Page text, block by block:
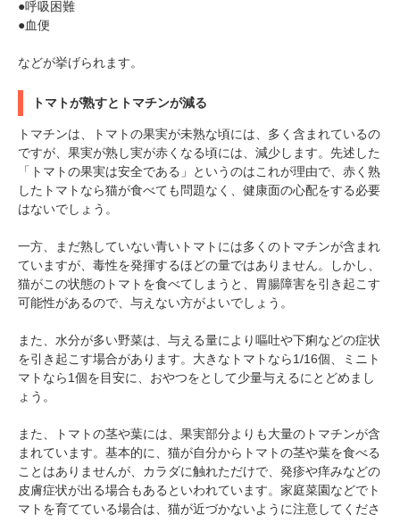
●呼吸困難
●血便
などが挙げられます。
トマトが熟すとトマチンが減る
トマチンは、トマトの果実が未熟な頃には、多く含まれているの
ですが、果実が熟し実が赤くなる頃には、減少します。先述した
「トマトの果実は安全である」というのはこれが理由で、赤く熟
したトマトなら猫が食べても問題なく、健康面の心配をする必要
はないでしょう。
一方、まだ熟していない青いトマトには多くのトマチンが含まれ
ていますが、毒性を発揮するほどの量ではありません。しかし、
猫がこの状態のトマトを食べてしまうと、胃腸障害を引き起こす
可能性があるので、与えない方がよいでしょう。
また、水分が多い野菜は、与える量により嘔吐や下痢などの症状
を引き起こす場合があります。大きなトマトなら1/16個、ミニト
マトなら1個を目安に、おやつをとして少量与えるにとどめまし
ょう。
また、トマトの茎や葉には、果実部分よりも大量のトマチンが含
まれています。基本的に、猫が自分からトマトの茎や葉を食べる
ことはありませんが、カラダに触れただけで、発疹や痒みなどの
皮膚症状が出る場合もあるといわれています。家庭菜園などでト
マトを育てている場合は、猫が近づかないように注意してくださ
閉じる
pecodogs
pecocats
PECOアプリをダウンロード済みの方
アプリをダウンロードする